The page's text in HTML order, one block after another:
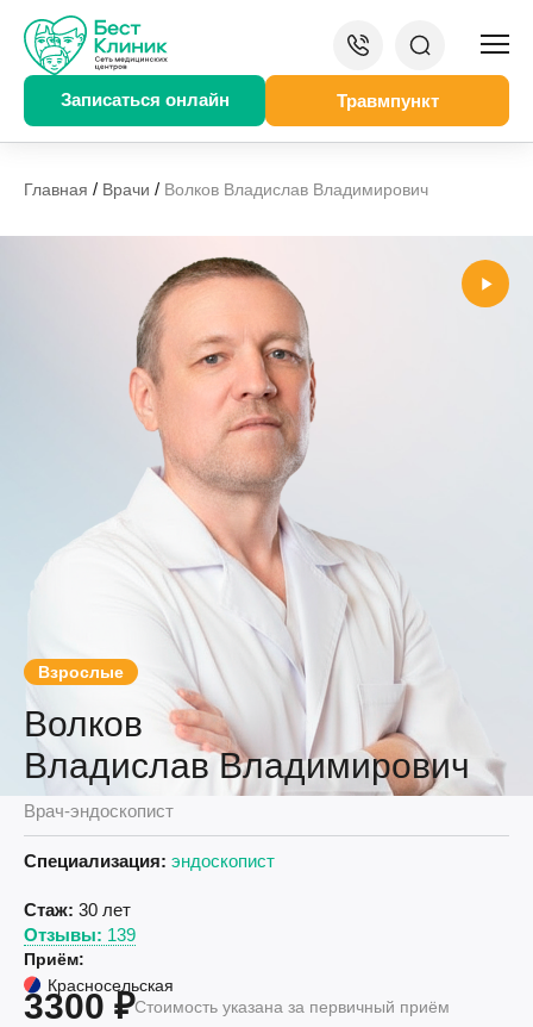
Записаться онлайн Травмпункт
Главная / Врачи / Волков Владислав Владимирович
Взрослые
Волков
Владислав Владимирович
Врач-эндоскопист
Специализация: эндоскопист
Стаж: 30 лет
Отзывы: 139
Приём:
Красносельская
3300 ₽Стоимость указана за первичный приём